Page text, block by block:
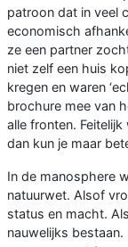
patroon dat in veel
economisch
ze een partner
niet zelf een huis
kregen en waren
brochure mee van
alle fronten.
dan kun je maar
In de manosphere
natuurwet. Alsof
status en macht.
nauwelijks